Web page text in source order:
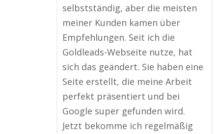
selbstständig, aber die meisten
meiner Kunden kamen über
Empfehlungen. Seit ich die
Goldleads-Webseite nutze, hat
sich das geändert. Sie haben eine
Seite erstellt, die meine Arbeit
perfekt präsentiert und bei
Google super gefunden wird.
Jetzt bekomme ich regelmäßig